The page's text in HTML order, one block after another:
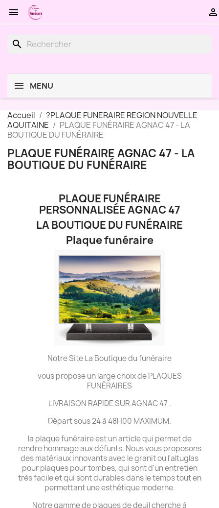
 
search
MENU
Accueil
?PLAQUE FUNERAIRE REGION NOUVELLE
AQUITAINE
PLAQUE FUNÉRAIRE AGNAC 47 - LA
BOUTIQUE DU FUNÉRAIRE
PLAQUE FUNÉRAIRE AGNAC 47 - LA
BOUTIQUE DU FUNÉRAIRE
PLAQUE FUNÉRAIRE
PERSONNALISÉE AGNAC 47
LA BOUTIQUE DU FUNÉRAIRE
Plaque funéraire
Notre Site La Boutique du funéraire
vous propose un large choix de PLAQUES
FUNÉRAIRES
LIVRAISON RAPIDE SUR AGNAC 47 .
Départ sous 24 à 48H00 MAXIMUM.
la plaque funéraire est un article qui permet de
rendre hommage aux défunts. Nous vous proposons
des matériaux innovants avec le granit ou l'altuglas
pour plaques pour tombes, qui sont d'un entretien
très facile et qui sont durables dans le temps tout en
permettant une esthétique moderne.
Notre gamme de plaques de deuil cherche à